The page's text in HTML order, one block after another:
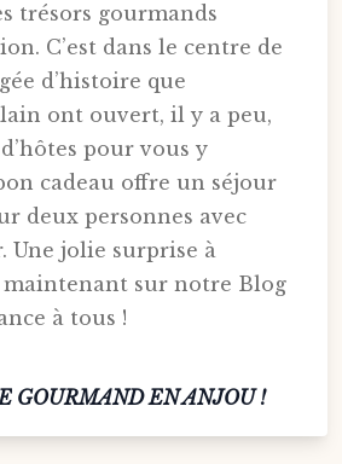
trésors gourmands
C’est dans le centre de
d’histoire que
ont ouvert, il y a peu,
pour vous y
cadeau offre un séjour
deux personnes avec
Une jolie surprise à
maintenant sur notre Blog
à tous !
GOURMAND EN ANJOU !